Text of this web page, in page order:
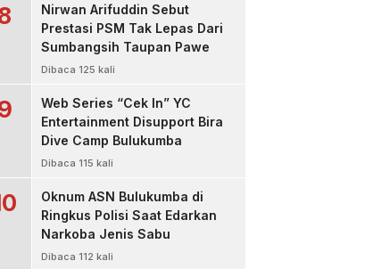
Nirwan Arifuddin Sebut
Prestasi PSM Tak Lepas Dari
Sumbangsih Taupan Pawe
Dibaca 125 kali
Web Series “Cek In” YC
Entertainment Disupport Bira
Dive Camp Bulukumba
Dibaca 115 kali
Oknum ASN Bulukumba di
Ringkus Polisi Saat Edarkan
Narkoba Jenis Sabu
Dibaca 112 kali